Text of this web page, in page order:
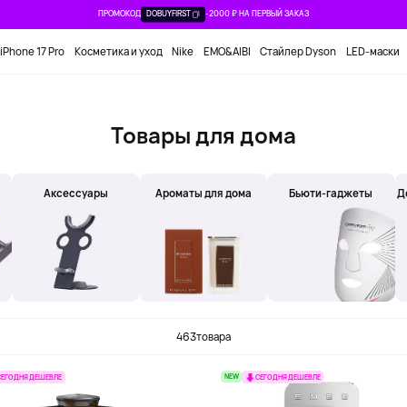
ПРОМОКОД DOBUYFIRST -2000 ₽ НА ПЕРВЫЙ ЗАКАЗ
iPhone 17 Pro Косметика и уход Nike EMO&AIBI Стайлер Dyson LED-маски
Товары для дома
Аксессуары Ароматы для дома Бьюти-гаджеты
463товара
ДЕШЕВЛЕ NEW СЕГОДНЯ ДЕШЕВЛЕ